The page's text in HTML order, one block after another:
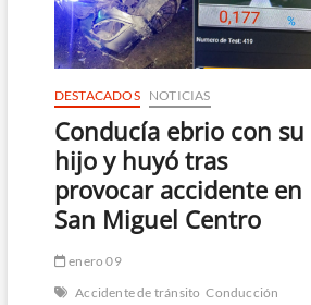
del
país
DESTACADOS NOTICIAS
Conducía ebrio con su
hijo y huyó tras
provocar accidente en
San Miguel Centro
enero 09
Accidente de tránsito Conducción